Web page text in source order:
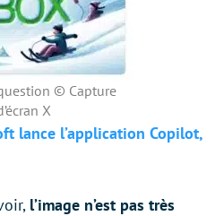
© Capture
X
lance l’application Copilot,
l’image n’est pas très